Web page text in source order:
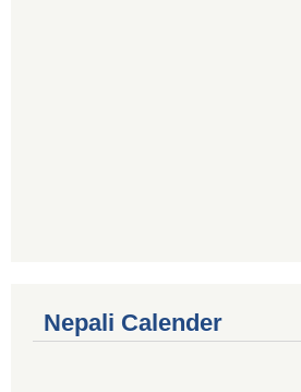
Nepali Calender